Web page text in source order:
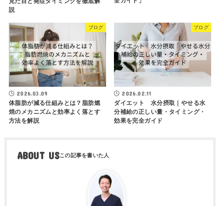
説
ブログ
2026.03.09
体脂肪が減る仕組みとは？脂肪燃
焼のメカニズムと効率よく落とす
方法を解説
ブログ
2026.02.11
ダイエット 水分摂取｜やせる水
分補給の正しい量・タイミング・
効果を完全ガイド
ABOUT US